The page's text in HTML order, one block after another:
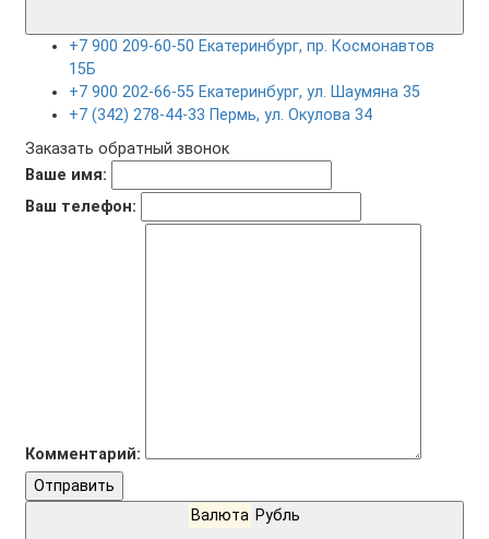
+7 900 209-60-50 Екатеринбург, пр. Космонавтов
15Б
+7 900 202-66-55 Екатеринбург, ул. Шаумяна 35
+7 (342) 278-44-33 Пермь, ул. Окулова 34
Заказать обратный звонок
Ваше имя:
Ваш телефон:
Комментарий:
Отправить
Валюта Рубль